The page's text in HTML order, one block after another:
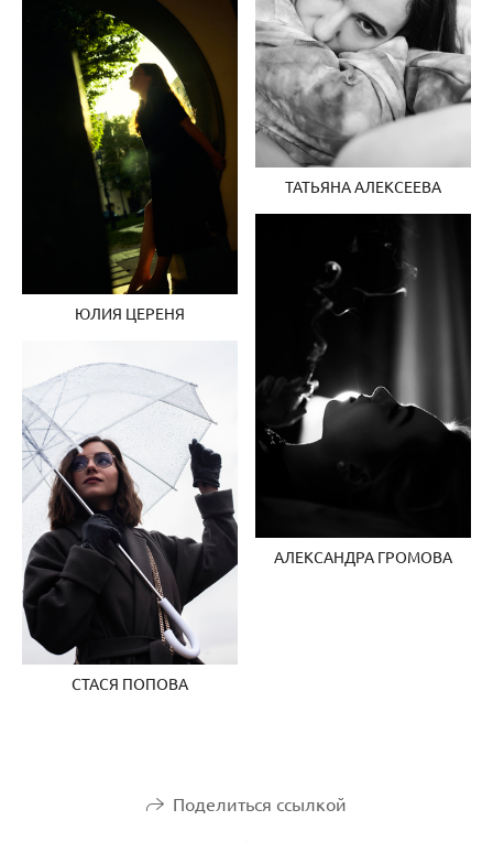
ТАТЬЯНА АЛЕКСЕЕВА
ЮЛИЯ ЦЕРЕНЯ
АЛЕКСАНДРА ГРОМОВА
СТАСЯ ПОПОВА
Поделиться ссылкой